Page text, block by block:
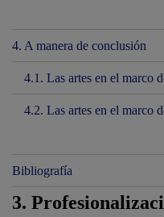
4. A manera de conclusión
4.1. Las artes en el marco
4.2. Las artes en el marco
Bibliografía
3.